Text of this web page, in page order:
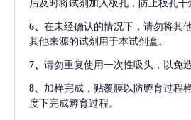
后及时将试剂加入板孔，防止板孔干
6、 在未经确认的情况下，请勿将其
其他来源的试剂用于本试剂盒。
7、 请勿重复使用一次性吸头，以免
8、 加样完成，贴覆膜以防孵育过程
度下完成孵育过程。